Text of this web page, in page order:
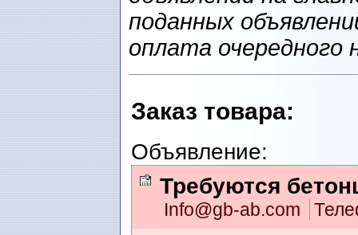
поданных
оплата очередного
Заказ товарa:
Объявление:
Требуются
Info@gb-ab.com